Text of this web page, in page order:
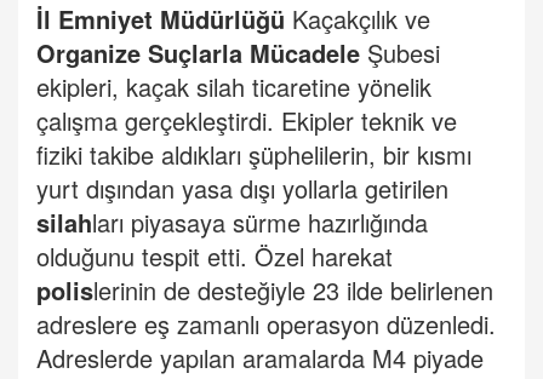
İl Emniyet Müdürlüğü Kaçakçılık ve
Organize Suçlarla Mücadele Şubesi
ekipleri, kaçak silah ticaretine yönelik
çalışma gerçekleştirdi. Ekipler teknik ve
fiziki takibe aldıkları şüphelilerin, bir kısmı
yurt dışından yasa dışı yollarla getirilen
silahları piyasaya sürme hazırlığında
olduğunu tespit etti. Özel harekat
polislerinin de desteğiyle 23 ilde belirlenen
adreslere eş zamanlı operasyon düzenledi.
Adreslerde yapılan aramalarda M4 piyade